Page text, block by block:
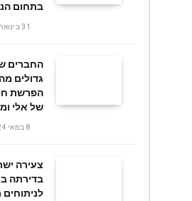
בתחום
31 בינואר 2025
החברים
גדולים
הפרשת
של אלי
8 במאי 2024
צעירה
בדירתה
לניתוחים